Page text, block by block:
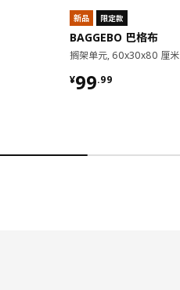
新品 限定款
BAGGEBO 巴格布
搁架单元, 60x30x80 厘米
¥99.99
¥ 99.99